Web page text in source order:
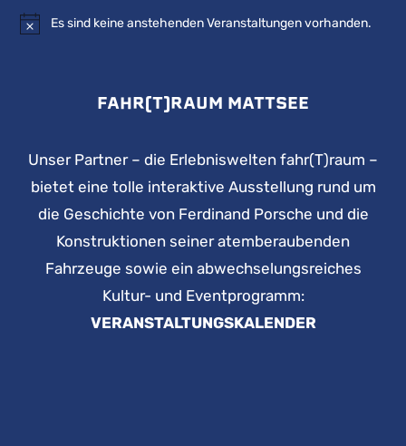
HinweisEs sind keine anstehenden Veranstaltungen vorhanden.
FAHR(T)RAUM MATTSEE
Unser Partner – die Erlebniswelten fahr(T)raum –
bietet eine tolle interaktive Ausstellung rund um
die Geschichte von Ferdinand Porsche und die
Konstruktionen seiner atemberaubenden
Fahrzeuge sowie ein abwechselungsreiches
Kultur- und Eventprogramm:
VERANSTALTUNGSKALENDER